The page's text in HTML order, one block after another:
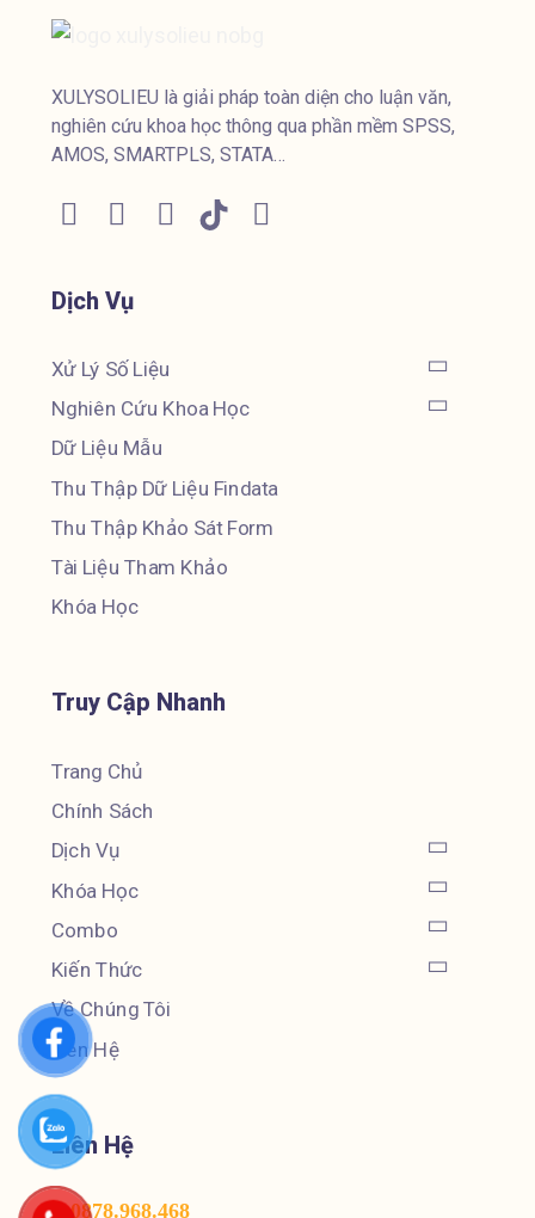
XULYSOLIEU là giải pháp toàn diện cho luận văn,
nghiên cứu khoa học thông qua phần mềm SPSS,
AMOS, SMARTPLS, STATA…
Dịch Vụ
Xử Lý Số Liệu
Nghiên Cứu Khoa Học
Dữ Liệu Mẫu
Thu Thập Dữ Liệu Findata
Thu Thập Khảo Sát Form
Tài Liệu Tham Khảo
Khóa Học
Truy Cập Nhanh
Trang Chủ
Chính Sách
Dịch Vụ
Khóa Học
Combo
Kiến Thức
Về Chúng Tôi
Liên Hệ
Liên Hệ
0878.968.468